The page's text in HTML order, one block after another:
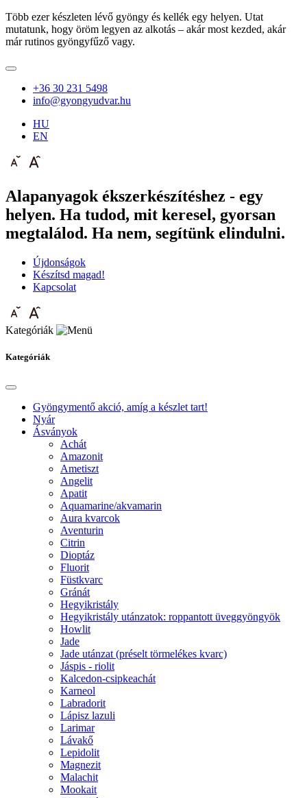
Több ezer készleten lévő gyöngy és kellék egy helyen. Utat
mutatunk, hogy öröm legyen az alkotás – akár most kezded, akár
már rutinos gyöngyfűző vagy.
+36 30 231 5498
info@gyongyudvar.hu
HU
EN
Alapanyagok ékszerkészítéshez - egy
helyen. Ha tudod, mit keresel, gyorsan
megtalálod. Ha nem, segítünk elindulni.
Újdonságok
Készítsd magad!
Kapcsolat
Kategóriák
Kategóriák
Gyöngymentő akció, amíg a készlet tart!
Nyár
Ásványok
Achát
Amazonit
Ametiszt
Angelit
Apatit
Aquamarine/akvamarin
Aura kvarcok
Aventurin
Citrin
Dioptáz
Fluorit
Füstkvarc
Gránát
Hegyikristály
Hegyikristály utánzatok: roppantott üveggyöngyök
Howlit
Jade
Jade utánzat (préselt törmelékes kvarc)
Jáspis - riolit
Kalcedon-csipkeachát
Karneol
Labradorit
Lápisz lazuli
Larimar
Lávakő
Lepidolit
Magnezit
Malachit
Mookait